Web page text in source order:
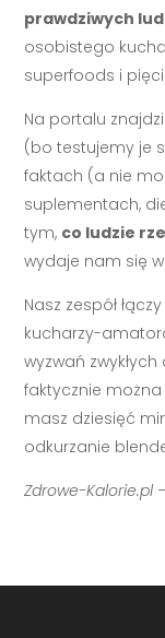
prawdziwych
osobistego
superfoods i
Na portalu
(bo testujemy je
faktach (a nie
suplementach,
tym, co ludzie
wydaje nam się
Nasz zespół
kucharzy-
wyzwań
faktycznie
masz dziesięć
odkurzanie
Zdrowe-Kalorie.pl